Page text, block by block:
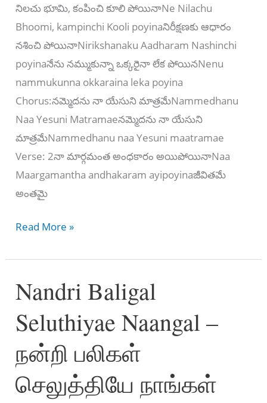
నిలచు భూమి, కంపించి కూలి పోయినాNe Nilachu
Bhoomi, kampinchi Kooli poyinaనిరీక్షణకు ఆధారం
నశించి పోయినాNirikshanaku Aadharam Nashinchi
poyinaనేను నమ్ముకున్నా ఒక్కరైనా లేక పోయినNenu
nammukunna okkaraina leka poyina
Chorus:నమ్మెదను నా యేసుని మాత్రమేNammedhanu
Naa Yesuni Matramaeనమ్మెదను నా యేసుని
మాత్రమేNammedhanu naa Yesuni maatramae
Verse: 2నా మార్గమంత అంధకారం అయిపోయినాNaa
Maargamantha andhakaram ayipoyinaజీవితమే
అంతమై
నే
భూమి
–
Ne
Nilachu
Read More »
Nandri Baligal
Seluthiyae Naangal –
நன்றி பலிகள்
செலுத்தியே நாங்கள்